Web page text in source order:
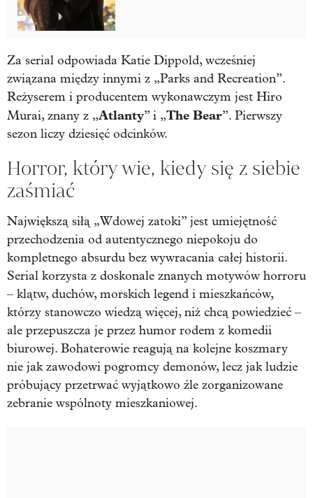
Za serial odpowiada Katie Dippold, wcześniej
związana między innymi z „Parks and Recreation”.
Reżyserem i producentem wykonawczym jest Hiro
Murai, znany z „Atlanty” i „The Bear”. Pierwszy
sezon liczy dziesięć odcinków.
Horror, który wie, kiedy się z siebie
zaśmiać
Największą siłą „Wdowej zatoki” jest umiejętność
przechodzenia od autentycznego niepokoju do
kompletnego absurdu bez wywracania całej historii.
Serial korzysta z doskonale znanych motywów horroru
– klątw, duchów, morskich legend i mieszkańców,
którzy stanowczo wiedzą więcej, niż chcą powiedzieć –
ale przepuszcza je przez humor rodem z komedii
biurowej. Bohaterowie reagują na kolejne koszmary
nie jak zawodowi pogromcy demonów, lecz jak ludzie
próbujący przetrwać wyjątkowo źle zorganizowane
zebranie wspólnoty mieszkaniowej.